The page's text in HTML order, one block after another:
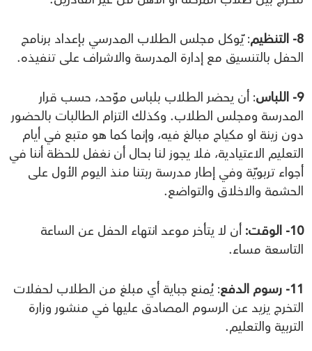
8- التنظيم
: يّوكل مجلس الطلاب المدرسي بإعداد برنامج
الحفل بالتنسيق مع إدارة المدرسة والاشراف على تنفيذه.
9- اللباس
: أن يحضر الطلاب بلباس موّحد، حسب قرار
المدرسة ومجلس الطلاب. وكذلك التزام الطالبات بالحضور
دون زينة او مكياج مبالغ فيه، وإنما كما هو متبع في أيام
التعليم الاعتيادية، فلا يجوز لنا بحال أن نغفل للحظة أننا في
أجواء تربويّة وفي إطار مدرسة ربتنا منذ اليوم الأول على
الحشمة والاخلاق والتواضع.
10- الوقت:
أن لا يتأخر موعد انتهاء الحفل عن الساعة
التاسعة مساء.
11- رسوم الدفع
: يُمنع جباية أي مبلغ من الطلاب لحفلات
التخرج يزيد عن الرسوم المصادق عليها في منشور وزارة
التربية والتعليم.